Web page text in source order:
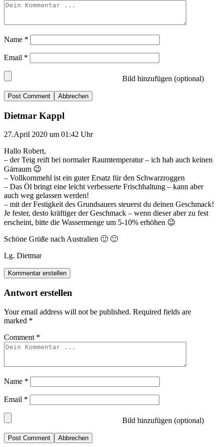
Name *
Email *
Bild hinzufügen (optional)
Abbrechen
Dietmar Kappl
27.April 2020 um 01:42 Uhr
Hallo Robert,
– der Teig reift bei normaler Raumtemperatur – ich hab auch keinen
Gärraum 😉
– Vollkornmehl ist ein guter Ersatz für den Schwarzroggen
– Das Öl bringt eine leicht verbesserte Frischhaltung – kann aber
auch weg gelassen werden!
– mit der Festigkeit des Grundsauers steuerst du deinen Geschmack!
Je fester, desto kräftiger der Geschmack – wenn dieser aber zu fest
erscheint, bitte die Wassermenge um 5-10% erhöhen 😉
Schöne Grüße nach Australien 🙂 🙂
Lg. Dietmar
Kommentar erstellen
Antwort erstellen
Your email address will not be published. Required fields are
marked *
Comment *
Name *
Email *
Bild hinzufügen (optional)
Abbrechen